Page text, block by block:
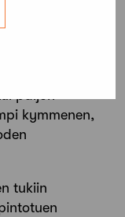
kymmenen,
tukiin